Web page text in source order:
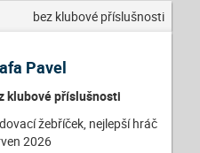
bez klubové příslušnosti
Pavel
klubové příslušnosti
žebříček, nejlepší hráč
2026